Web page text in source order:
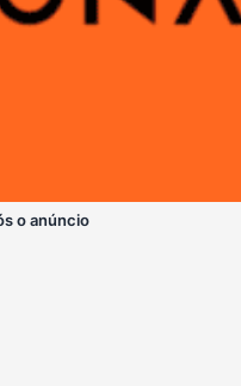
o anúncio